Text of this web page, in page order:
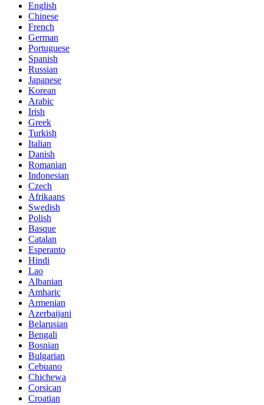
English
Chinese
French
German
Portuguese
Spanish
Russian
Japanese
Korean
Arabic
Irish
Greek
Turkish
Italian
Danish
Romanian
Indonesian
Czech
Afrikaans
Swedish
Polish
Basque
Catalan
Esperanto
Hindi
Lao
Albanian
Amharic
Armenian
Azerbaijani
Belarusian
Bengali
Bosnian
Bulgarian
Cebuano
Chichewa
Corsican
Croatian